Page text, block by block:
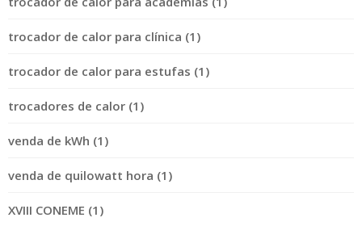
trocador de calor para clínica (1)
trocador de calor para estufas (1)
trocadores de calor (1)
venda de kWh (1)
venda de quilowatt hora (1)
XVIII CONEME (1)